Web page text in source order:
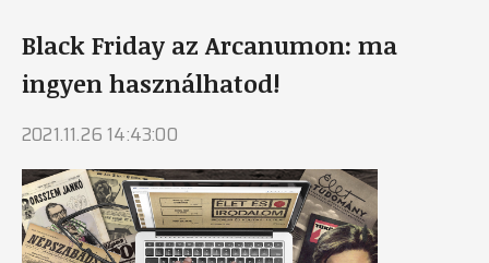
Black Friday az Arcanumon: ma
ingyen használhatod!
2021.11.26 14:43:00